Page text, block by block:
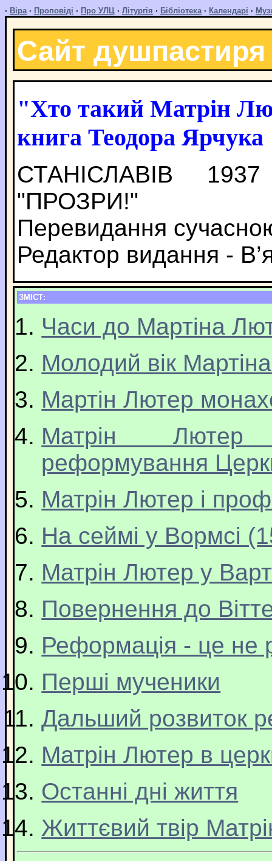
· Віра· Проповіді · Про УЛЦ · Літургія · Бібліотека· Календарі ·
Сайт
"Хто такий Матрін
книга Теодора Ярчука
СТАНІСЛАВІВ
"ПРОЗРИ!"
Перевидання
Редактор видання -
ЗМІСТ:
Часи до Мартіна
Молодий вік
Мартін Лютер
Матрін
реформування
Матрін Лютер і
На сеймі у Вормсі
Матрін Лютер у
Повернення до
Реформація - це не
Перші мученики
Дальший розвиток
Матрін Лютер в
Останні дні життя
Життєвий твір